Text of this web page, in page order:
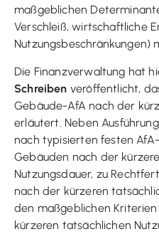
maßgeblichen
Verschleiß, wirtschaftliche
Nutzungsbeschränkungen)
Die Finanzverwaltung hat
Schreiben veröffentlicht,
Gebäude-AfA nach der
erläutert. Neben
nach typisierten festen
Gebäuden nach der
Nutzungsdauer, zu
nach der kürzeren
den maßgeblichen
kürzeren tatsächlichen